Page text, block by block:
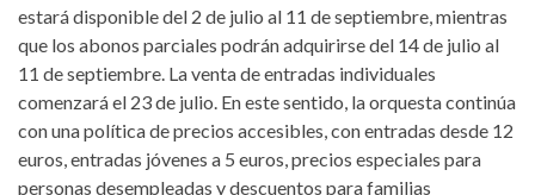
estará disponible del 2 de julio al 11 de septiembre, mientras
que los abonos parciales podrán adquirirse del 14 de julio al
11 de septiembre. La venta de entradas individuales
comenzará el 23 de julio. En este sentido, la orquesta continúa
con una política de precios accesibles, con entradas desde 12
euros, entradas jóvenes a 5 euros, precios especiales para
personas desempleadas y descuentos para familias